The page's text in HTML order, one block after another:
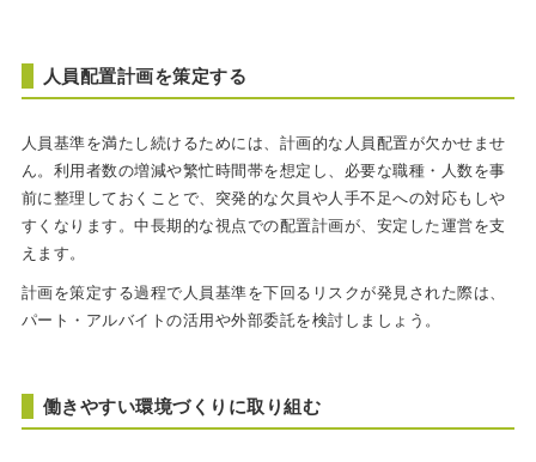
人員配置計画を策定する
人員基準を満たし続けるためには、計画的な人員配置が欠かせませ
ん。利用者数の増減や繁忙時間帯を想定し、必要な職種・人数を事
前に整理しておくことで、突発的な欠員や人手不足への対応もしや
すくなります。中長期的な視点での配置計画が、安定した運営を支
えます。
計画を策定する過程で人員基準を下回るリスクが発見された際は、
パート・アルバイトの活用や外部委託を検討しましょう。
働きやすい環境づくりに取り組む